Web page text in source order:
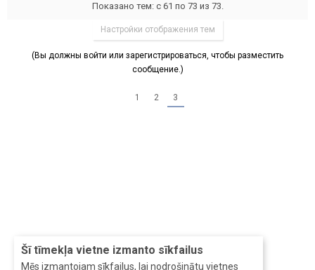
Šī tīmekļa vietne izmanto sīkfailus
Mēs izmantojam sīkfailus, lai nodrošinātu vietnes
Показано тем: с 61 по 73 из 73.
Настройки отображения тем
(Вы должны войти или зарегистрироваться, чтобы разместить
сообщение.)
1 2 3